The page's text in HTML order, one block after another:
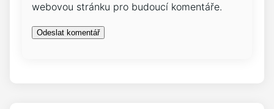
webovou stránku pro budoucí komentáře.